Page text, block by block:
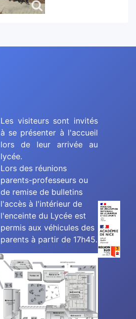
Les visiteurs sont invités
à se présenter à l'accueil
lors de leur arrivée au
lycée.
Lors des réunions
parents-professeurs ou
de remise de bulletins
l'accès à l'intérieur de
l'enceinte du Lycée est
permis aux véhicules des
parents à partir de 17h45.